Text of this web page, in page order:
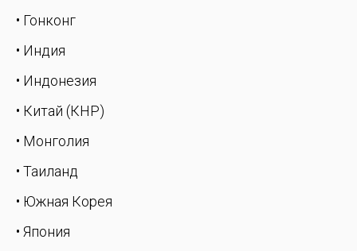
• Гонконг
• Индия
• Индонезия
• Китай (КНР)
• Монголия
• Таиланд
• Южная Корея
• Япония